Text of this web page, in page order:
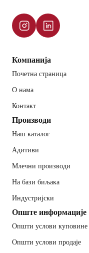
Компанија
Почетна страница
О нама
Контакт
Производи
Наш каталог
Адитиви
Млечни производи
На бази биљака
Индустријски
Опште информације
Општи услови куповине
Општи услови продаје